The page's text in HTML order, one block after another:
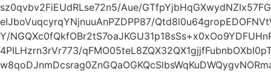
sz0qvbv2FiEUdRLse72n5/Aue/
eIJboVuqcyrqYNjnuuAnPZDPP87/
Y/
4PILHzrn3rVr773/